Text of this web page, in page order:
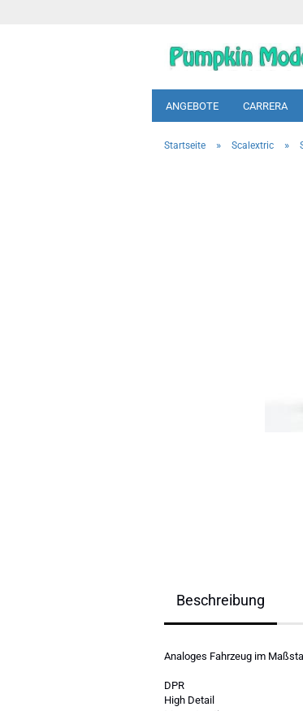
ANGEBOTE CARRERA
Startseite » Scalextric »
Beschreibung
Analoges Fahrzeug im
DPR
High Detail